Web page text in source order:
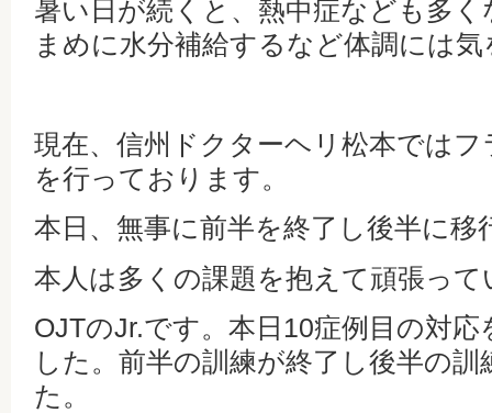
暑い日が続くと、熱中症なども多
まめに水分補給するなど体調には
現在、信州ドクターヘリ松本では
を行っております。
本日、無事に前半を終了し後半に
本人は多くの課題を抱えて頑張って
OJTのJr.です。本日10症例目の対
した。前半の訓練が終了し後半の
た。